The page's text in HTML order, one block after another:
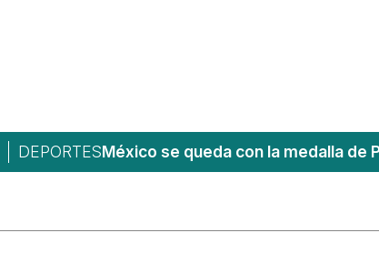
DEPORTESMéxico se queda con la medalla